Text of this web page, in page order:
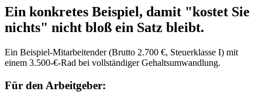
Ein konkretes Beispiel, damit "kostet Sie
nichts" nicht bloß ein Satz bleibt.
Ein Beispiel-Mitarbeitender (Brutto 2.700 €, Steuerklasse I) mit
einem 3.500-€-Rad bei vollständiger Gehaltsumwandlung.
Für den Arbeitgeber: